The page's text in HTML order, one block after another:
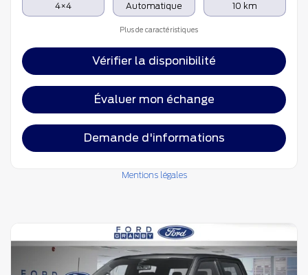
4×4 Automatique 10 km
Plus de caractéristiques
Vérifier la disponibilité
Évaluer mon échange
Demande d'informations
Mentions légales